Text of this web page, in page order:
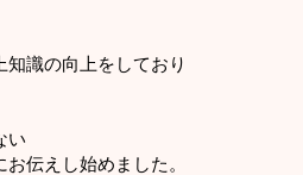
識の向上をしており
い
伝えし始めました。